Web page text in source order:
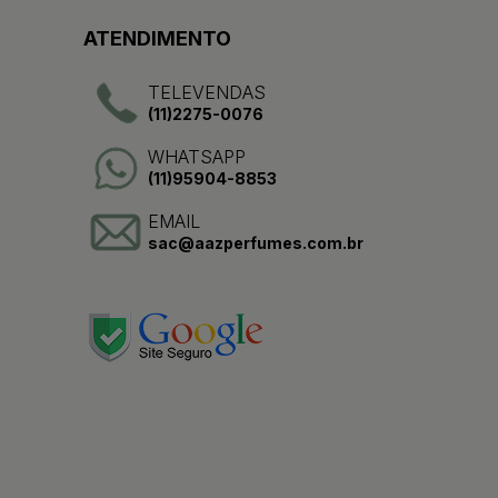
ATENDIMENTO
TELEVENDAS
(11)2275-0076
WHATSAPP
(11)95904-8853
EMAIL
sac@aazperfumes.com.br